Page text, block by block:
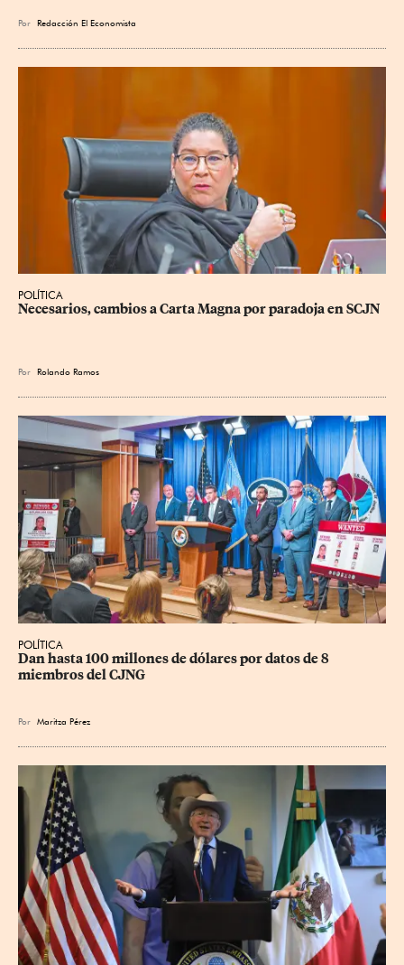
Por Redacción El Economista
POLÍTICA
Necesarios, cambios a Carta Magna por paradoja en SCJN
Por Rolando Ramos
POLÍTICA
Dan hasta 100 millones de dólares por datos de 8
miembros del CJNG
Por Maritza Pérez